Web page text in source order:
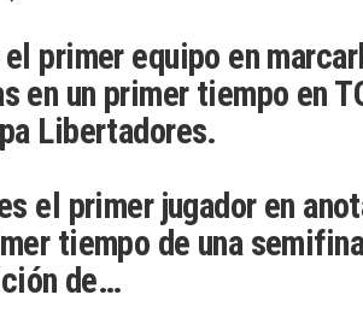
primer equipo en
en un primer tiempo en
Libertadores.
el primer jugador en
tiempo de una
de…